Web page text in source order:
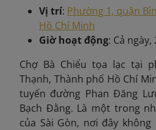
Vị trí: Phường 1, quận
Hồ Chí Minh
Giờ hoạt động: Cả ngày,
Chợ Bà Chiểu tọa lạc tại
Thạnh, Thành phố Hồ Chí
tuyến đường Phan Đăng
Bạch Đằng. Là một trong
của Sài Gòn, nơi đây